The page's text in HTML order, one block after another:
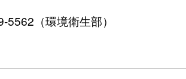
（環境衛生部）